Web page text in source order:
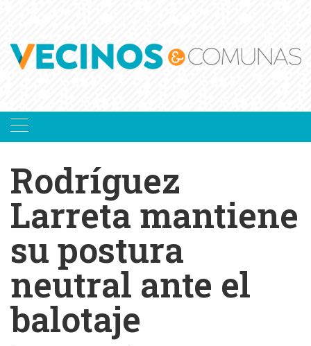
Rodríguez
Larreta mantiene
su postura
neutral ante el
balotaje